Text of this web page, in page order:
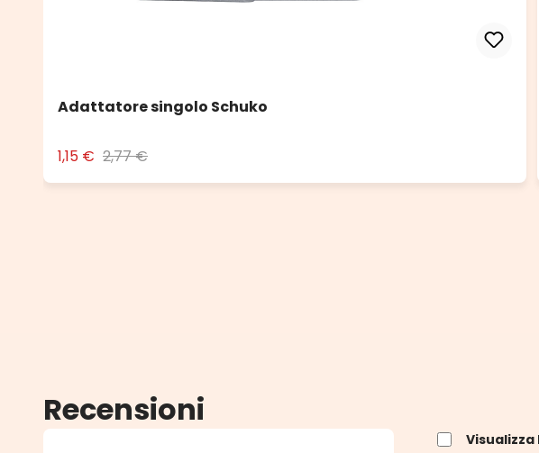
Adattatore singolo Schuko
1,15 € 2,77 €
Recensioni